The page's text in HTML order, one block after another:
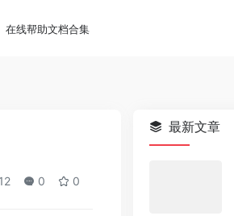
在线帮助文档合集
0 0
最新文章